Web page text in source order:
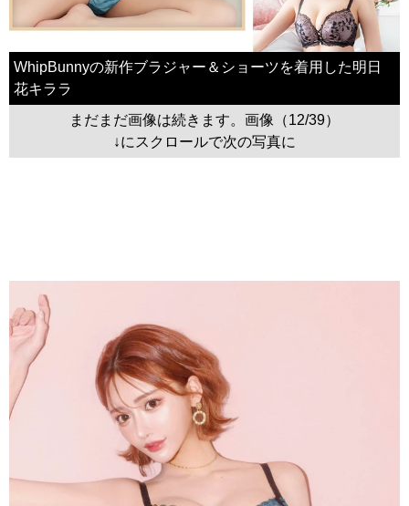
WhipBunnyの新作ブラジャー＆ショーツを着用した明日
花キララ
まだまだ画像は続きます。画像（12/39）
↓にスクロールで次の写真に